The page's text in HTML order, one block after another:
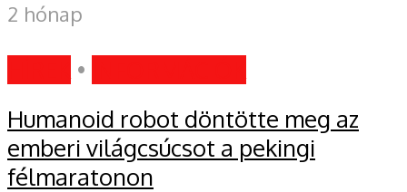
2 hónap
•
Humanoid robot döntötte meg az
emberi világcsúcsot a pekingi
félmaratonon